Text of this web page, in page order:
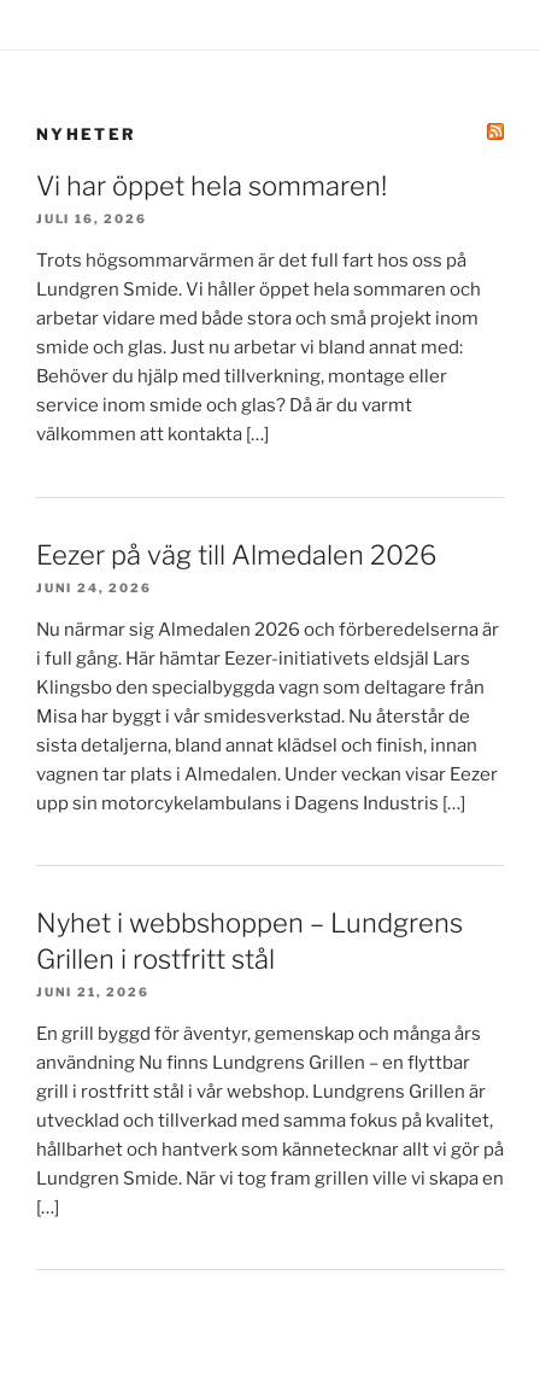
NYHETER
Vi har öppet hela sommaren!
JULI 16, 2026
Trots högsommarvärmen är det full fart hos oss på
Lundgren Smide. Vi håller öppet hela sommaren och
arbetar vidare med både stora och små projekt inom
smide och glas. Just nu arbetar vi bland annat med:
Behöver du hjälp med tillverkning, montage eller
service inom smide och glas? Då är du varmt
välkommen att kontakta […]
Eezer på väg till Almedalen 2026
JUNI 24, 2026
Nu närmar sig Almedalen 2026 och förberedelserna är
i full gång. Här hämtar Eezer-initiativets eldsjäl Lars
Klingsbo den specialbyggda vagn som deltagare från
Misa har byggt i vår smidesverkstad. Nu återstår de
sista detaljerna, bland annat klädsel och finish, innan
vagnen tar plats i Almedalen. Under veckan visar Eezer
upp sin motorcykelambulans i Dagens Industris […]
Nyhet i webbshoppen – Lundgrens
Grillen i rostfritt stål
JUNI 21, 2026
En grill byggd för äventyr, gemenskap och många års
användning Nu finns Lundgrens Grillen – en flyttbar
grill i rostfritt stål i vår webshop. Lundgrens Grillen är
utvecklad och tillverkad med samma fokus på kvalitet,
hållbarhet och hantverk som kännetecknar allt vi gör på
Lundgren Smide. När vi tog fram grillen ville vi skapa en
[…]